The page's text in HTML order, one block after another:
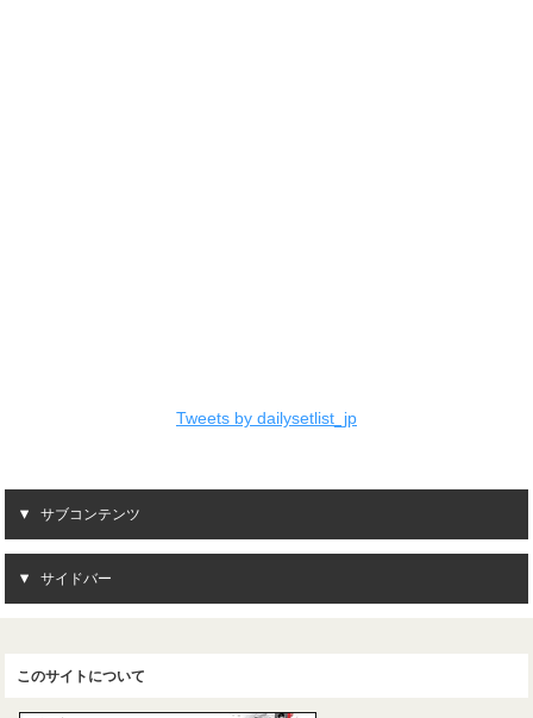
Tweets by dailysetlist_jp
サブコンテンツ
サイドバー
このサイトについて